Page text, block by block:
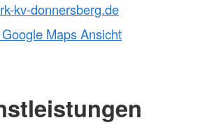
kv-donnersberg.de
Maps Ansicht